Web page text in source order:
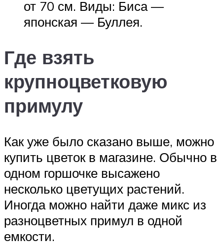
от 70 см. Виды: Биса —
японская — Буллея.
Где взять
крупноцветковую
примулу
Как уже было сказано выше, можно
купить цветок в магазине. Обычно в
одном горшочке высажено
несколько цветущих растений.
Иногда можно найти даже микс из
разноцветных примул в одной
емкости.